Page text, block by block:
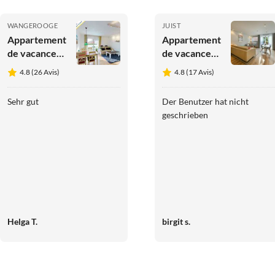
WANGEROOGE
Appartement
de vacances
590004 -
Appartement
4
4.8 (26 Avis)
Sehr gut
Helga T.
JUIST
Appartement
de vacances
3460002 -
Appartement
4.8 (17 Avis)
Der Benutzer hat nicht
geschrieben
birgit s.